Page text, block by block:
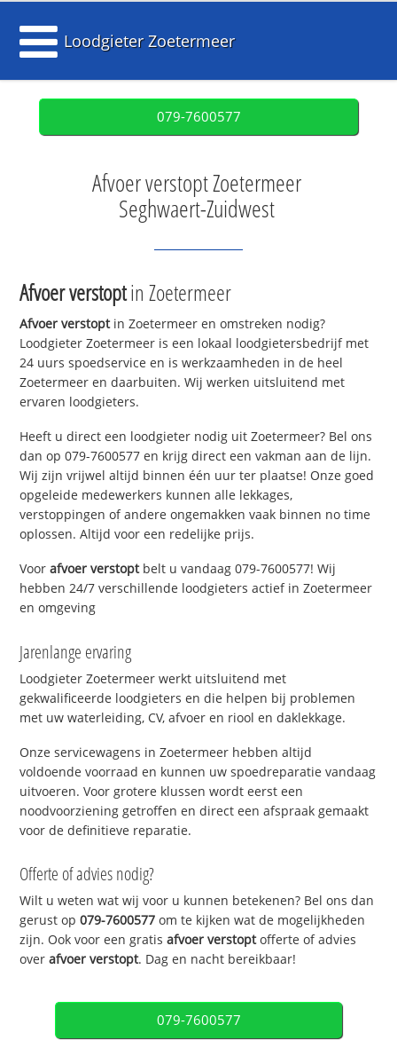
Loodgieter Zoetermeer
079-7600577
Afvoer verstopt Zoetermeer
Seghwaert-Zuidwest
Afvoer verstoptin Zoetermeer
Afvoer verstoptin Zoetermeer en omstreken nodig?
Loodgieter Zoetermeer is een lokaal loodgietersbedrijf met
24 uurs spoedservice en is werkzaamheden in de heel
Zoetermeer en daarbuiten. Wij werken uitsluitend met
ervaren loodgieters.
Heeft u direct een loodgieter nodig uit Zoetermeer? Bel ons
dan op 079-7600577 en krijg direct een vakman aan de lijn.
Wij zijn vrijwel altijd binnen één uur ter plaatse! Onze goed
opgeleide medewerkers kunnen alle lekkages,
verstoppingen of andere ongemakken vaak binnen no time
oplossen. Altijd voor een redelijke prijs.
Voorafvoer verstoptbelt u vandaag 079-7600577! Wij
hebben 24/7 verschillende loodgieters actief in Zoetermeer
en omgeving
Jarenlange ervaring
Loodgieter Zoetermeer werkt uitsluitend met
gekwalificeerde loodgieters en die helpen bij problemen
met uw waterleiding, CV, afvoer en riool en daklekkage.
Onze servicewagens in Zoetermeer hebben altijd
voldoende voorraad en kunnen uw spoedreparatie vandaag
uitvoeren. Voor grotere klussen wordt eerst een
noodvoorziening getroffen en direct een afspraak gemaakt
voor de definitieve reparatie.
Offerte of advies nodig?
Wilt u weten wat wij voor u kunnen betekenen? Bel ons dan
gerust op079-7600577 om te kijken wat de mogelijkheden
zijn. Ook voor een gratisafvoer verstoptofferte of advies
overafvoer verstopt. Dag en nacht bereikbaar!
079-7600577